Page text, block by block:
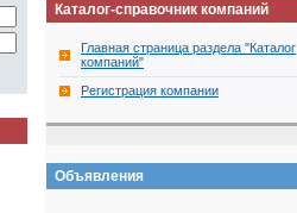
Каталог-справочник компаний
Главная страница раздела "Каталог
компаний"
Регистрация компании
Объявления